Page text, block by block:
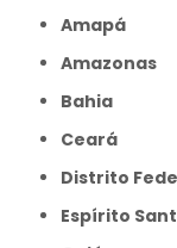
Amapá
Amazonas
Bahia
Ceará
Distrito
Espírito